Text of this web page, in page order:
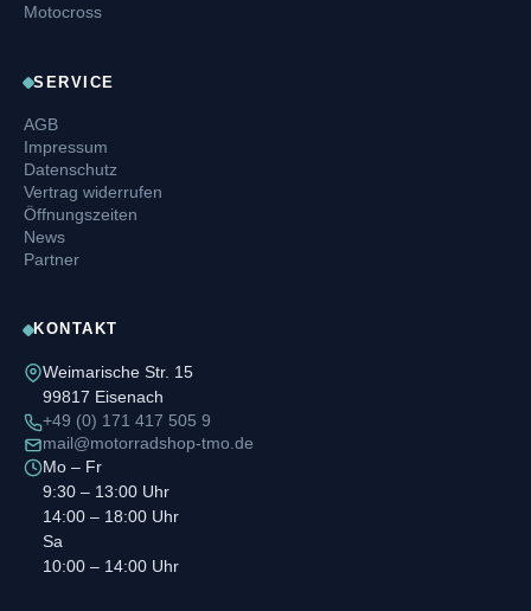
Motocross
SERVICE
AGB
Impressum
Datenschutz
Vertrag widerrufen
Öffnungszeiten
News
Partner
KONTAKT
Weimarische Str. 15
99817 Eisenach
+49 (0) 171 417 505 9
mail@motorradshop-tmo.de
Mo – Fr
9:30 – 13:00 Uhr
14:00 – 18:00 Uhr
Sa
10:00 – 14:00 Uhr